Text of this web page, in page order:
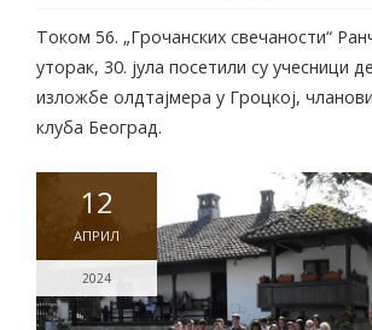
Током 56. „Грочанских свечаности“
уторак, 30. јула посетили су учесници
изложбе олдтајмера у Гроцкој,
клуба Београд.
12
АПРИЛ
2024